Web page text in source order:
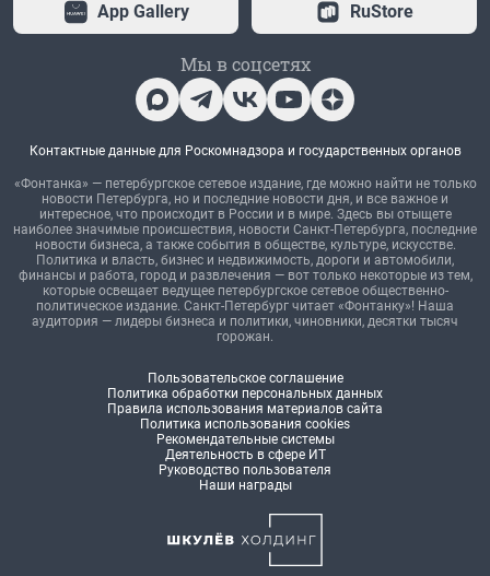
App Gallery RuStore
Мы в соцсетях
Контактные данные для Роскомнадзора и государственных органов
«Фонтанка» — петербургское сетевое издание, где можно найти не только
новости Петербурга, но и последние новости дня, и все важное и
интересное, что происходит в России и в мире. Здесь вы отыщете
наиболее значимые происшествия, новости Санкт-Петербурга, последние
новости бизнеса, а также события в обществе, культуре, искусстве.
Политика и власть, бизнес и недвижимость, дороги и автомобили,
финансы и работа, город и развлечения — вот только некоторые из тем,
которые освещает ведущее петербургское сетевое общественно-
политическое издание. Санкт-Петербург читает «Фонтанку»! Наша
аудитория — лидеры бизнеса и политики, чиновники, десятки тысяч
горожан.
Пользовательское соглашение
Политика обработки персональных данных
Правила использования материалов сайта
Политика использования cookies
Рекомендательные системы
Деятельность в сфере ИТ
Руководство пользователя
Наши награды